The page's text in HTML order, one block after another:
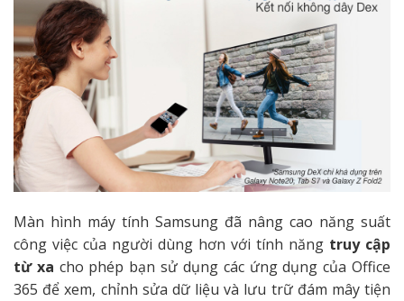
Màn hình máy tính Samsung đã nâng cao năng suất
công việc của người dùng hơn với tính năng truy cập
từ xa cho phép bạn sử dụng các ứng dụng của Office
365 để xem, chỉnh sửa dữ liệu và lưu trữ đám mây tiện